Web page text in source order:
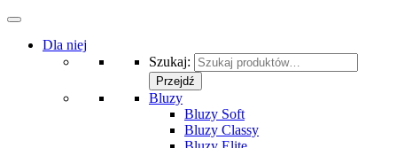
Dla niej
Szukaj:
Przejdź
Bluzy
Bluzy Soft
Bluzy Classy